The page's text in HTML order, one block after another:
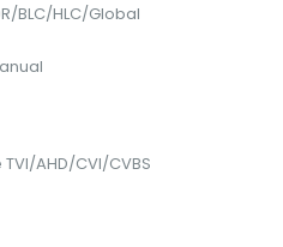
BLC/HLC/Global
AHD/CVI/CVBS